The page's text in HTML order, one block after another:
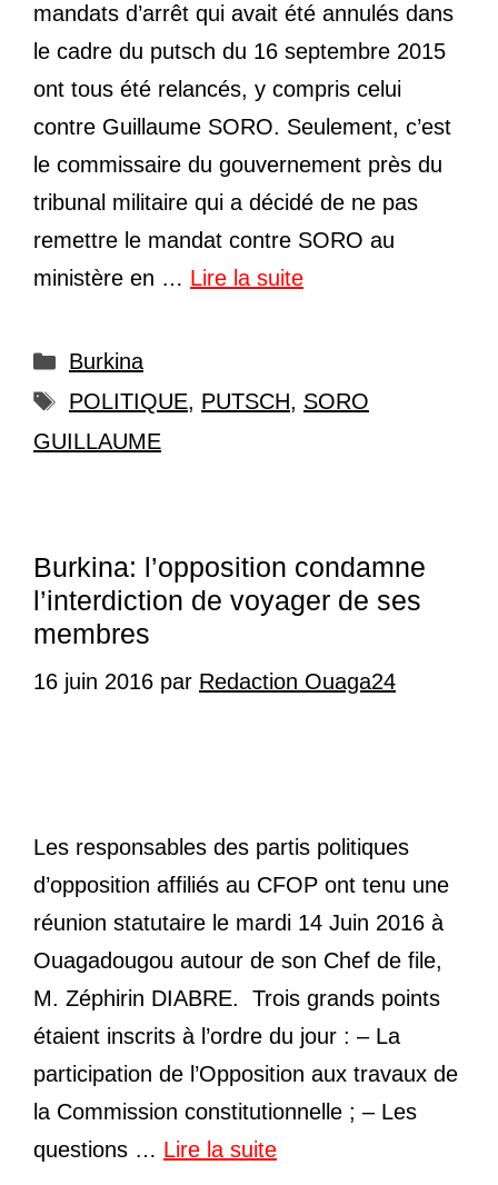
mandats d’arrêt qui avait été annulés dans
le cadre du putsch du 16 septembre 2015
ont tous été relancés, y compris celui
contre Guillaume SORO. Seulement, c’est
le commissaire du gouvernement près du
tribunal militaire qui a décidé de ne pas
remettre le mandat contre SORO au
ministère en … Lire la suite
Catégories
Burkina
Étiquettes
POLITIQUE, PUTSCH, SORO
GUILLAUME
Burkina: l’opposition condamne
l’interdiction de voyager de ses
membres
16 juin 2016 par Redaction Ouaga24
Les responsables des partis politiques
d’opposition affiliés au CFOP ont tenu une
réunion statutaire le mardi 14 Juin 2016 à
Ouagadougou autour de son Chef de file,
M. Zéphirin DIABRE. Trois grands points
étaient inscrits à l’ordre du jour : – La
participation de l’Opposition aux travaux de
la Commission constitutionnelle ; – Les
questions … Lire la suite